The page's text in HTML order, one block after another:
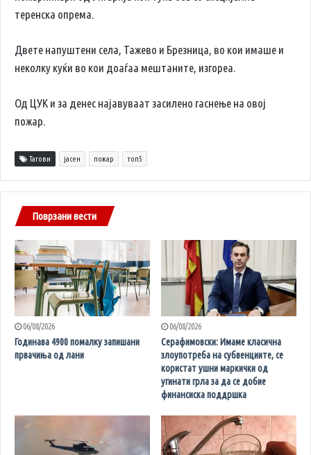
теренска опрема.
Двете напуштени села, Тажево и Брезница, во кои имаше и
неколку куќи во кои доаѓаа мештаните, изгореа.
Од ЦУК и за денес најавуваат засилено гаснење на овој
пожар.
Тагови јасен пожар топ5
Поврзани вести
06/08/2026
Годинава 4900 помалку запишани
првачиња од лани
06/08/2026
Серафимовски: Имаме класична
злоупотреба на субвенциите, се
користат ушни маркички од
угинати грла за да се добие
финансиска поддршка